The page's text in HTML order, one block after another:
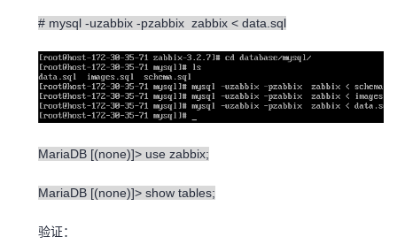
# mysql -uzabbix -pzabbix zabbix < data.sql
MariaDB [(none)]> use zabbix;
MariaDB [(none)]> show tables;
验证：